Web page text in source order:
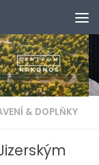
& DOPLŇKY